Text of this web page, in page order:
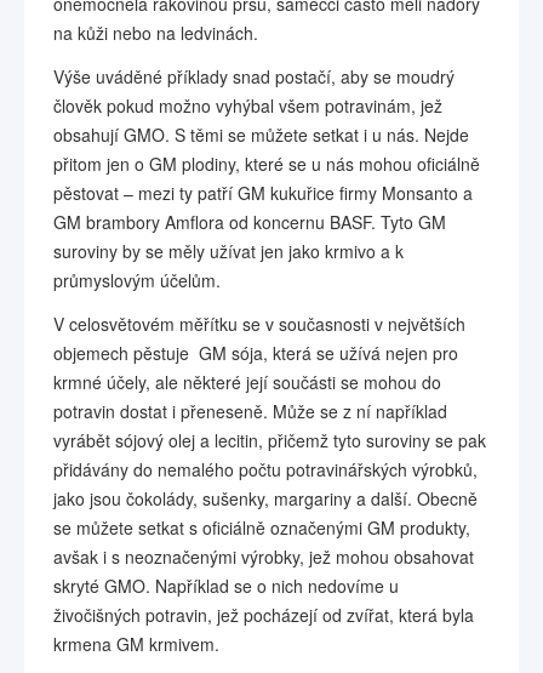
na kůži nebo na ledvinách.
Výše uváděné příklady snad postačí, aby se moudrý
člověk pokud možno vyhýbal všem potravinám, jež
obsahují GMO. S těmi se můžete setkat i u nás. Nejde
přitom jen o GM plodiny, které se u nás mohou oficiálně
pěstovat – mezi ty patří GM kukuřice firmy Monsanto a
GM brambory Amflora od koncernu BASF. Tyto GM
suroviny by se měly užívat jen jako krmivo a k
průmyslovým účelům.
V celosvětovém měřítku se v současnosti v největších
objemech pěstuje GM sója, která se užívá nejen pro
krmné účely, ale některé její součásti se mohou do
potravin dostat i přeneseně. Může se z ní například
vyrábět sójový olej a lecitin, přičemž tyto suroviny se pak
přidávány do nemalého počtu potravinářských výrobků,
jako jsou čokolády, sušenky, margariny a další. Obecně
se můžete setkat s oficiálně označenými GM produkty,
avšak i s neoznačenými výrobky, jež mohou obsahovat
skryté GMO. Například se o nich nedovíme u
živočišných potravin, jež pocházejí od zvířat, která byla
krmena GM krmivem.